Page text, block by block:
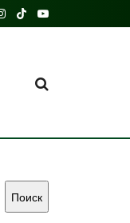
Поиск